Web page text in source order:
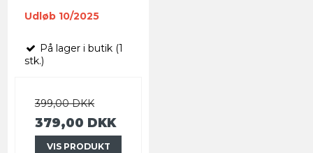
Udløb 10/2025
På lager i butik (1
stk.)
399,00 DKK
379,00 DKK
VIS PRODUKT